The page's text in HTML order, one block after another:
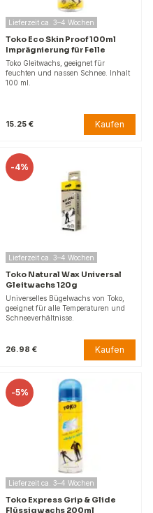
Lieferzeit ca. 3–4 Wochen
Toko Eco Skin Proof 100ml
Imprägnierung für Felle
Toko Gleitwachs, geeignet für
feuchten und nassen Schnee. Inhalt
100 ml.
15.25 € Kaufen
-4%
Lieferzeit ca. 3–4 Wochen
Toko Natural Wax Universal
Gleitwachs 120g
Universelles Bügelwachs von Toko,
geeignet für alle Temperaturen und
Schneeverhältnisse.
26.98 € Kaufen
-5%
Lieferzeit ca. 3–4 Wochen
Toko Express Grip & Glide
Flüssigwachs 200ml